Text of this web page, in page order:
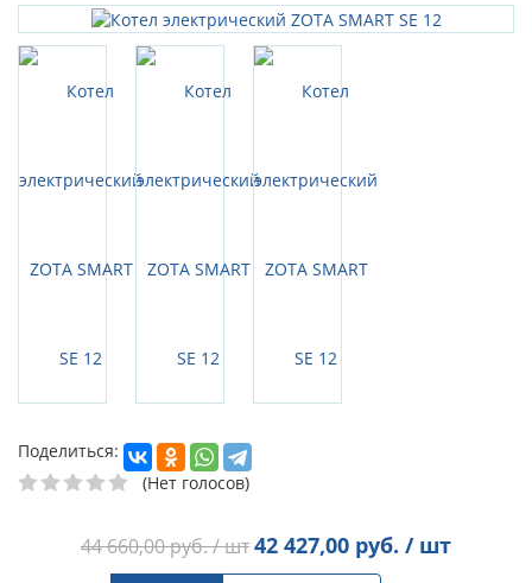
Поделиться:
(Нет голосов)
44 660,00руб. / шт42 427,00 руб. / шт